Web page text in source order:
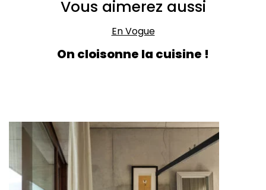
Vous aimerez aussi
En Vogue
On cloisonne la cuisine !